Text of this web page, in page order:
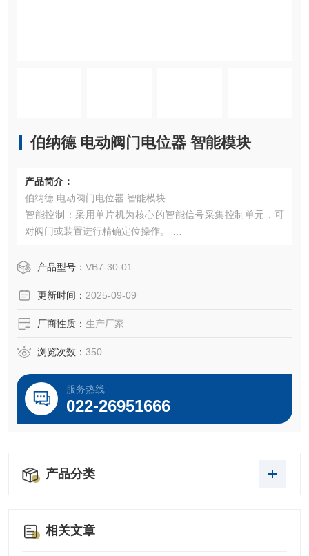
伯纳德 电动阀门电位器 智能模块
产品简介：
伯纳德 电动阀门电位器 智能模块
‌智能控制‌：采用单片机为核心的智能信号采集控制单元，可
对阀门或装置进行精确定位操作。 ‌
环控制，确保定位精度。 ‌
力、化工、水处理等行业。
产品型号： VB7-30-01
更新时间： 2025-09-09
厂商性质： 生产厂家
浏览次数： 350
服务热线
022-26951666
产品分类
相关文章